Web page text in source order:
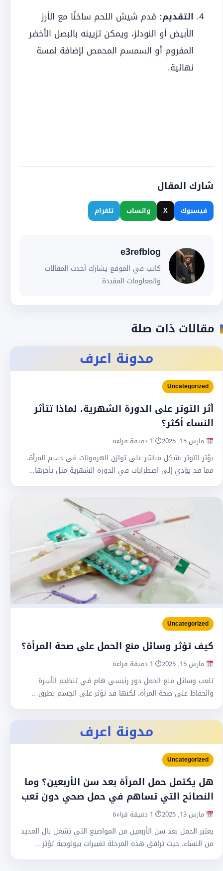
التقديم: قدم شيش اللحم ساخنًا مع الأرز
الأبيض أو النودلز، ويمكن تزيينه بالبصل الأخضر
المفروم أو السمسم المحمص لإضافة لمسة
نهائية.
شارك المقال
فيسبوك X واتساب تلغرام
e3refblog
كاتب في الموقع يشارك أحدث المقالات
والمعلومات المفيدة.
مقالات ذات صلة
مدونة اعرف
Uncategorized
أثر التوتر على الدورة الشهرية، لماذا تتأثر
النساء أكثر؟
مارس 15, 2025 ⏱ 1 دقيقة قراءة
يؤثر التوتر بشكل مباشر على توازن الهرمونات في جسم المرأة،
مما قد يؤدي إلى اضطرابات في الدورة الشهرية مثل تأخرها…
Uncategorized
كيف تؤثر وسائل منع الحمل على صحة المرأة؟
مارس 15, 2025 ⏱ 1 دقيقة قراءة
تلعب وسائل منع الحمل دور رئيسي هام في تنظيم الأسرة
والحفاظ على صحة المرأة، لكنها قد تؤثر على الجسم بطرق…
مدونة اعرف
Uncategorized
هل يكتمل حمل المرأة بعد سن الأربعين؟ وما
النصائح التي تساهم في حمل صحي دون تعب
مارس 13, 2025 ⏱ 1 دقيقة قراءة
يعتبر الحمل بعد سن الأربعين من المواضيع التي تشغل بال العديد
من النساء، حيث ترافق هذه المرحلة تغييرات بيولوجية تؤثر…